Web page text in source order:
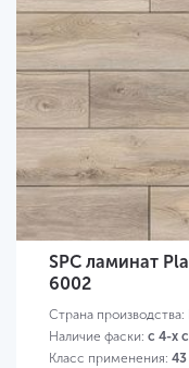
SPC ламинат
6002
Страна производства:
Наличие фаски: с 4-х
Класс применения: 43